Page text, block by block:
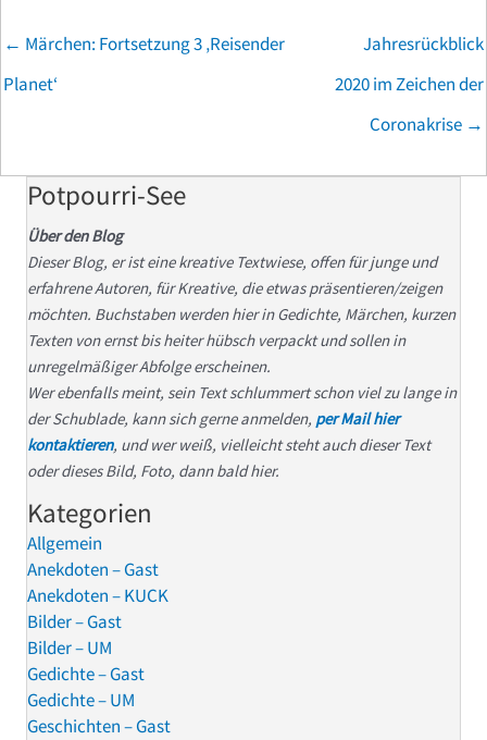
Posts
← Märchen: Fortsetzung 3 ‚Reisender
Planet‘
Jahresrückblick
2020 im Zeichen der
Coronakrise →
Potpourri-See
Über den Blog
Dieser Blog, er ist eine kreative Textwiese, offen für junge und
erfahrene Autoren, für Kreative, die etwas präsentieren/zeigen
möchten. Buchstaben werden hier in Gedichte, Märchen, kurzen
Texten von ernst bis heiter hübsch verpackt und sollen in
unregelmäßiger Abfolge erscheinen.
Wer ebenfalls meint, sein Text schlummert schon viel zu lange in
der Schublade, kann sich gerne anmelden, per Mail hier
kontaktieren, und wer weiß, vielleicht steht auch dieser Text
oder dieses Bild, Foto, dann bald hier.
Kategorien
Allgemein
Anekdoten – Gast
Anekdoten – KUCK
Bilder – Gast
Bilder – UM
Gedichte – Gast
Gedichte – UM
Geschichten – Gast